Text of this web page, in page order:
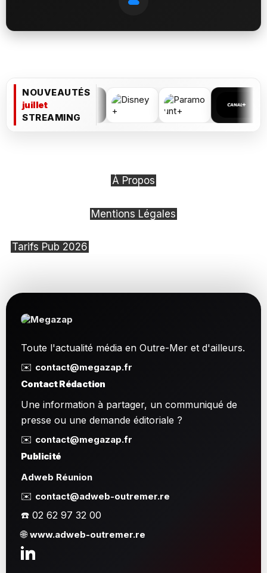
NOUVEAUTÉS
juillet
STREAMING
À Propos
Mentions Légales
Tarifs Pub 2026
Toute l'actualité média en Outre-Mer et d'ailleurs.
✉️ contact@megazap.fr
Contact Rédaction
Une information à partager, un communiqué de
presse ou une demande éditoriale ?
✉️ contact@megazap.fr
Publicité
Adweb Réunion
✉️ contact@adweb-outremer.re
☎️ 02 62 97 32 00
🌐www.adweb-outremer.re